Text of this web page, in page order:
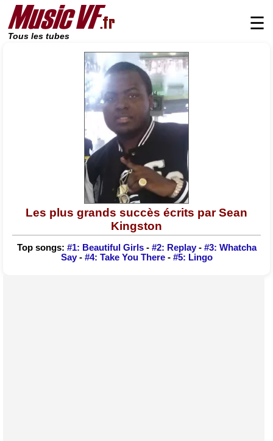
Tous les tubes
☰
Les plus grands succès écrits par Sean
Kingston
Top songs: #1: Beautiful Girls- #2: Replay- #3: Whatcha
Say- #4: Take You There- #5: Lingo